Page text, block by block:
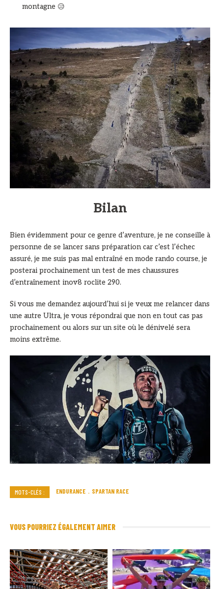
montagne 😥
Bilan
Bien évidemment pour ce genre d’aventure, je ne conseille à
personne de se lancer sans préparation car c’est l’échec
assuré, je me suis pas mal entraîné en mode rando course, je
posterai prochainement un test de mes chaussures
d’entraînement inov8 roclite 290.
Si vous me demandez aujourd’hui si je veux me relancer dans
une autre Ultra, je vous répondrai que non en tout cas pas
prochainement ou alors sur un site où le dénivelé sera
moins extrême.
MOTS-CLÉS : ENDURANCE SPARTAN RACE
VOUS POURRIEZ ÉGALEMENT AIMER